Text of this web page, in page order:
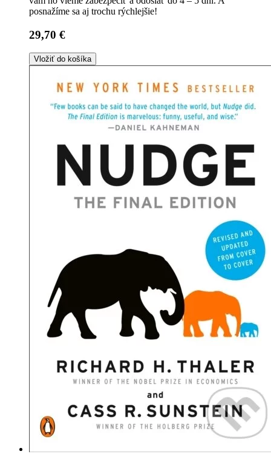
posnažíme sa aj trochu rýchlejšie!
29,70 €
Vložiť do košíka